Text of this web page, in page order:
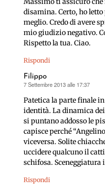
disamina. Certo, ho
meglio. Credo di avere
mio giudizio negativo.
Rispetto la tua. Ciao.
Rispondi
Filippo
ha
detto:
7 Settembre 2013 alle 17:37
Patetica la parte finale
identità. La dinamica
si puntano addosso le
capisce perché
viceversa. Solite
uccidere qualcuno il
schifosa. Sceneggiatura
Rispondi